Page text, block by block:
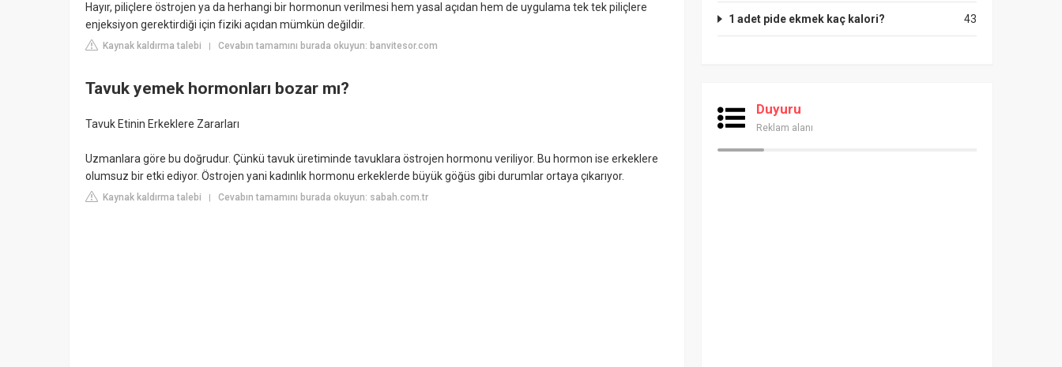
Hayır, piliçlere östrojen ya da herhangi bir hormonun verilmesi hem yasal açıdan hem de uygulama tek tek piliçlere
enjeksiyon gerektirdiği için fiziki açıdan mümkün değildir.
Kaynak kaldırma talebi Cevabın tamamını burada okuyun: banvitesor.com
Tavuk yemek hormonları bozar mı?
Tavuk Etinin Erkeklere Zararları
Uzmanlara göre bu doğrudur. Çünkü tavuk üretiminde tavuklara östrojen hormonu veriliyor. Bu hormon ise erkeklere
olumsuz bir etki ediyor. Östrojen yani kadınlık hormonu erkeklerde büyük göğüs gibi durumlar ortaya çıkarıyor.
Kaynak kaldırma talebi Cevabın tamamını burada okuyun: sabah.com.tr
43
1 adet pide ekmek kaç kalori?
Duyuru
Reklam alanı